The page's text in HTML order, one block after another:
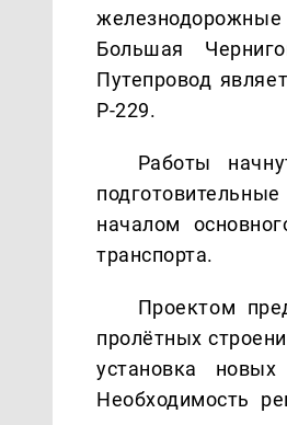
Большая
Путепровод
Р-229.
Работы
началом
транспорта.
Проектом
пролётных
установка
Необходимость